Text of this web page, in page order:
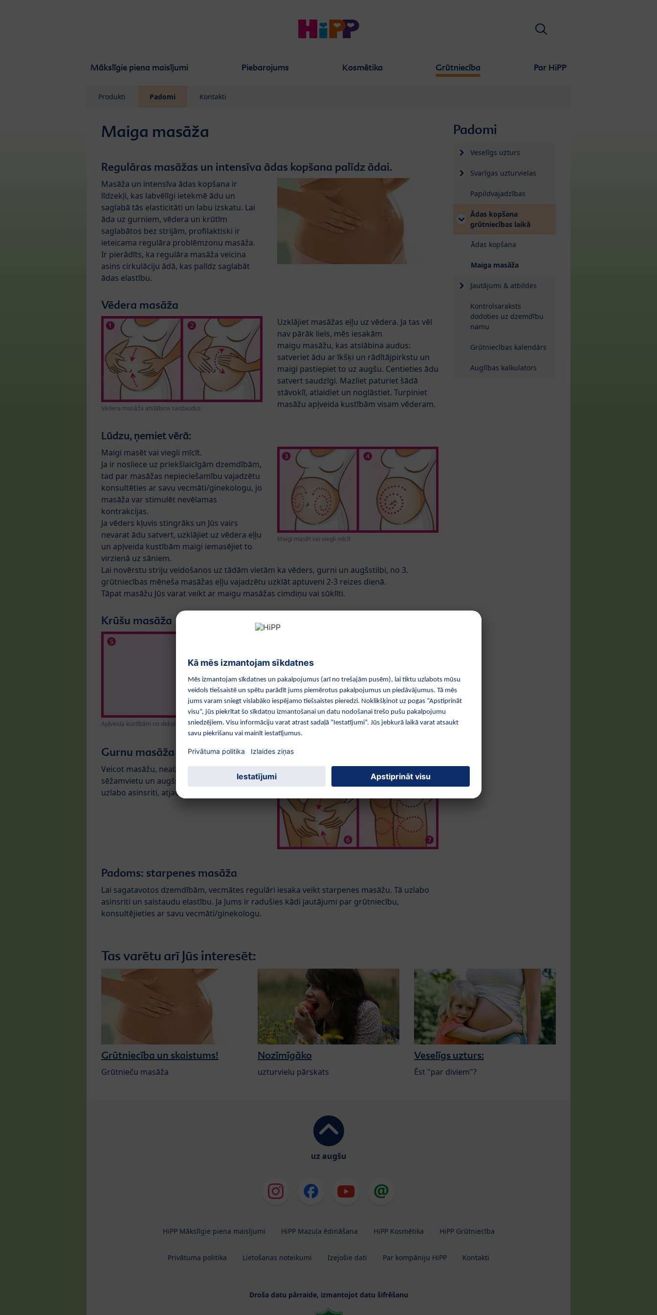
Mākslīgie piena maisījumi Piebarojums Kosmētika Grūtniecība Par HiPP
Meklēt
Produkti Padomi Kontakti
Maiga masāža
Regulāras masāžas un intensīva ādas kopšana palīdz ādai.
Masāža un intensīva ādas kopšana ir
līdzekļi, kas labvēlīgi ietekmē ādu un
saglabā tās elasticitāti un labu izskatu. Lai
āda uz gurniem, vēdera un krūtīm
saglabātos bez strijām, profilaktiski ir
ieteicama regulāra problēmzonu masāža.
Ir pierādīts, ka regulāra masāža veicina
asins cirkulāciju ādā, kas palīdz saglabāt
ādas elastību.
Vēdera masāža
Vēdera masāža atslābina saistaudus
Uzklājiet masāžas eļļu uz vēdera. Ja tas vēl
nav pārāk liels, mēs iesakām
maigu masāžu, kas atslābina audus:
satveriet ādu ar īkšķi un rādītājpirkstu un
maigi pastiepiet to uz augšu. Centieties ādu
satvert saudzīgi. Mazliet paturiet šādā
stāvoklī, atlaidiet un noglāstiet. Turpiniet
masāžu apļveida kustībām visam vēderam.
Lūdzu, ņemiet vērā:
Maigi masēt vai viegli mīcīt
Maigi masēt vai viegli mīcīt.
Ja ir nosliece uz priekšlaicīgām dzemdībām,
tad par masāžas nepieciešamību vajadzētu
konsultēties ar savu vecmāti/ginekologu, jo
masāža var stimulēt nevēlamas
kontrakcijas.
Ja vēders kļuvis stingrāks un Jūs vairs
nevarat ādu satvert, uzklājiet uz vēdera eļļu
un apļveida kustībām maigi iemasējiet to
virzienā uz sāniem.
Lai novērstu striju veidošanos uz tādām vietām ka vēders, gurni un augšstilbi, no 3.
grūtniecības mēneša masāžas eļļu vajadzētu uzklāt aptuveni 2-3 reizes dienā.
Tāpat masāžu Jūs varat veikt ar maigu masāžas cimdiņu vai sūklīti.
Krūšu masāža
Apļveida kustībām no dekoltē uz krūts centru
Grūtniecības laikā āda uz krūtīm izstiepjas
par krūtīm, uzklājot nedaudz masāžas
eļļas, un, masējot spirālveida kustībām,
virzīties no dekoltē uz krūts centru.
Gurnu masāža
Veicot masāžu, neaizmirstiet par gurniem,
sēžamvietu un augšstilbiem. Auksta duša
uzlabo asinsriti, atjauno ādas tvirtumu.
Padoms: starpenes masāža
Lai sagatavotos dzemdībām, vecmātes regulāri iesaka veikt starpenes masāžu. Tā uzlabo
asinsriti un saistaudu elastību. Ja Jums ir radušies kādi jautājumi par grūtniecību,
konsultējieties ar savu vecmāti/ginekologu.
Padomi
Veselīgs uzturs
Svarīgas uzturvielas
Papildvajadzības
Ādas kopšana
grūtniecības laikā
Ādas kopšana
Maiga masāža(current)
Jautājumi & atbildes
Kontrolsaraksts
dodoties uz dzemdību
namu
Grūtniecības kalendārs
Auglības kalkulators
Tas varētu arī Jūs interesēt:
Grūtniecība un skaistums!
Grūtnieču masāža
Nozīmīgāko
uzturvielu pārskats
Veselīgs uzturs:
Ēst "par diviem"?
uz augšu
HiPP Mākslīgie piena maisījumi HiPP Mazuļa ēdināšana HiPP Kosmētika HiPP Grūtniecība
Privātuma politika Lietošanas noteikumi Izejošie dati Par kompāniju HiPP Kontakti
Droša datu pārraide, izmantojot datu šifrēšanu